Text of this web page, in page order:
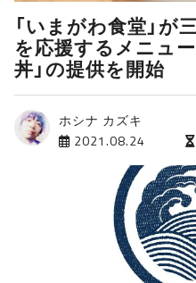
「いまがわ食堂」
を応援するメニュ
丼」の提供を開始
ホシナ カズキ
2021.08.24